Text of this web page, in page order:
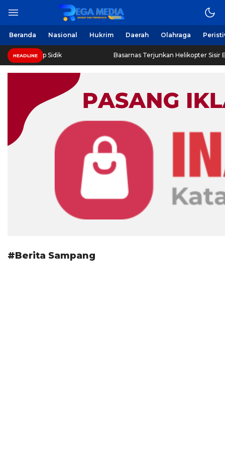
Regamedianews.com
Berita Harian Online
Beranda Nasional Hukrim Daerah Olahraga
HEADLINE
Tahap Sidik Basarnas Terjunkan Helikopter Sisir
#Berita Sampang